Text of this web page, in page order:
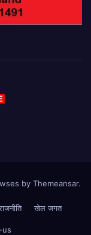
by Themeansar.
खेल जगत
us